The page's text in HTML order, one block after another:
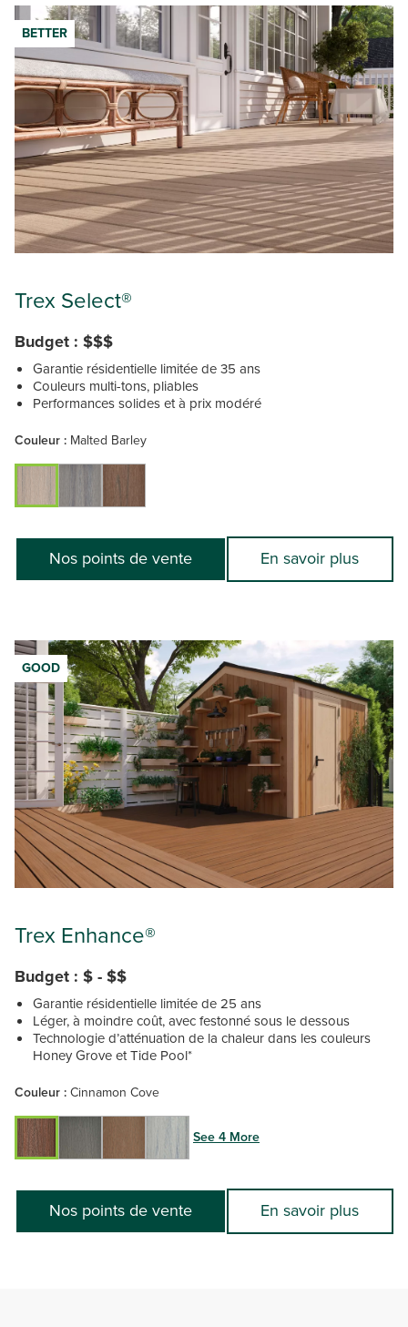
BETTER
Trex Select®
Budget : $$$
Garantie résidentielle limitée de 35 ans
Couleurs multi-tons, pliables
Performances solides et à prix modéré
Couleur : Malted Barley
Nos points de vente En savoir plus
GOOD
Trex Enhance®
Budget : $ - $$
Garantie résidentielle limitée de 25 ans
Léger, à moindre coût, avec festonné sous le dessous
Technologie d’atténuation de la chaleur dans les couleurs
Honey Grove et Tide Pool*
Couleur :Cinnamon Cove
See 4 More
Nos points de vente En savoir plus